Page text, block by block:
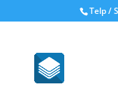
Telp /